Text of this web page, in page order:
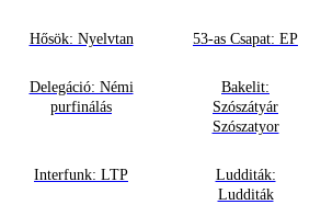
Hősök: Nyelvtan 53-as Csapat: EP
Delegáció: Némi
purfinálás
Bakelit:
Szószátyár
Szószatyor
Interfunk: LTP
Ludditák:
Ludditák